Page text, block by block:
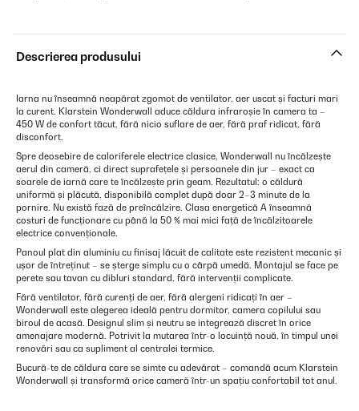
Descrierea produsului
Iarna nu înseamnă neapărat zgomot de ventilator, aer uscat și facturi mari
la curent. Klarstein Wonderwall aduce căldura infraroșie în camera ta –
450 W de confort tăcut, fără nicio suflare de aer, fără praf ridicat, fără
disconfort.
Spre deosebire de caloriferele electrice clasice, Wonderwall nu încălzește
aerul din cameră, ci direct suprafețele și persoanele din jur – exact ca
soarele de iarnă care te încălzește prin geam. Rezultatul: o căldură
uniformă și plăcută, disponibilă complet după doar 2–3 minute de la
pornire. Nu există fază de preîncălzire. Clasa energetică A înseamnă
costuri de funcționare cu până la 50 % mai mici față de încălzitoarele
electrice convenționale.
Panoul plat din aluminiu cu finisaj lăcuit de calitate este rezistent mecanic și
ușor de întreținut – se șterge simplu cu o cârpă umedă. Montajul se face pe
perete sau tavan cu dibluri standard, fără intervenții complicate.
Fără ventilator, fără curenți de aer, fără alergeni ridicați în aer –
Wonderwall este alegerea ideală pentru dormitor, camera copilului sau
biroul de acasă. Designul slim și neutru se integrează discret în orice
amenajare modernă. Potrivit la mutarea într-o locuință nouă, în timpul unei
renovări sau ca supliment al centralei termice.
Bucură-te de căldura care se simte cu adevărat – comandă acum Klarstein
Wonderwall și transformă orice cameră într-un spațiu confortabil tot anul.